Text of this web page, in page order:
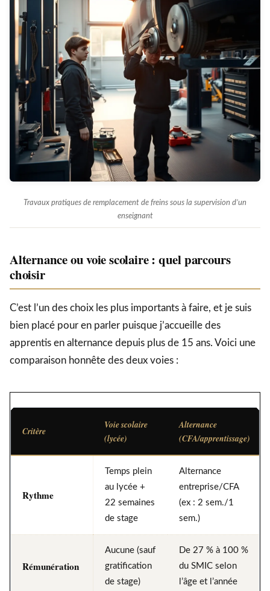
Travaux pratiques de remplacement de freins sous la supervision d’un
enseignant
Alternance ou voie scolaire : quel parcours
choisir
C’est l’un des choix les plus importants à faire, et je suis
bien placé pour en parler puisque j’accueille des
apprentis en alternance depuis plus de 15 ans. Voici une
comparaison honnête des deux voies :
Critère
Voie scolaire
(lycée)
Alternance
(CFA/apprentissage)
Rythme
Temps plein
au lycée +
22 semaines
de stage
Alternance
entreprise/CFA
(ex : 2 sem./1
sem.)
Rémunération
Aucune (sauf
gratification
de stage)
De 27 % à 100 %
du SMIC selon
l’âge et l’année